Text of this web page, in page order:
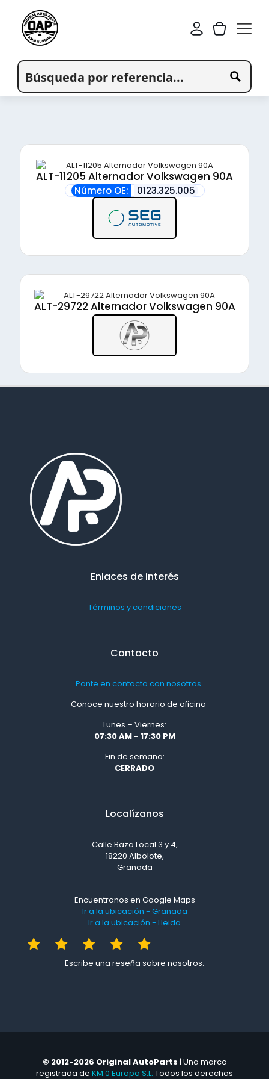
ALT-11205 Alternador Volkswagen 90A
Número OE: 0123.325.005
ALT-29722 Alternador Volkswagen 90A
Enlaces de interés
Términos y condiciones
Contacto
Ponte en contacto con nosotros
Conoce nuestro horario de oficina
Lunes – Viernes:
07:30 AM - 17:30 PM
Fin de semana:
CERRADO
Localízanos
Calle Baza Local 3 y 4,
18220 Albolote,
Granada
Encuentranos en Google Maps
Ir a la ubicación - Granada
Ir a la ubicación - Lleida
Escribe una reseña sobre nosotros.
© 2012-2026 Original AutoParts | Una marca
registrada de KM.0 Europa S.L. Todos los derechos